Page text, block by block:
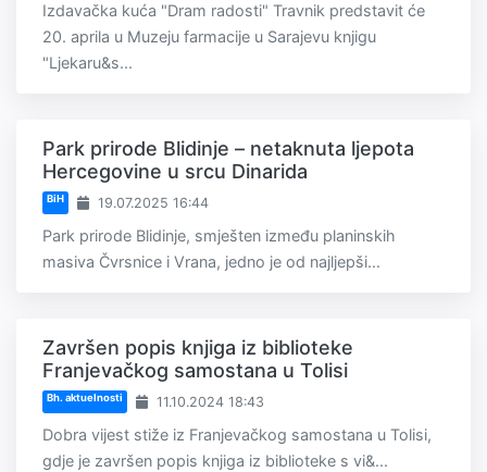
Izdavačka kuća "Dram radosti" Travnik predstavit će
20. aprila u Muzeju farmacije u Sarajevu knjigu
"Ljekaru&s...
Park prirode Blidinje – netaknuta ljepota
Hercegovine u srcu Dinarida
BiH 19.07.2025 16:44
Park prirode Blidinje, smješten između planinskih
masiva Čvrsnice i Vrana, jedno je od najljepši...
Završen popis knjiga iz biblioteke
Franjevačkog samostana u Tolisi
Bh. aktuelnosti 11.10.2024 18:43
Dobra vijest stiže iz Franjevačkog samostana u Tolisi,
gdje je završen popis knjiga iz biblioteke s vi&...